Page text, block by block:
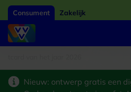
Consument Zakelijk
Nieuw: ontwerp gratis een